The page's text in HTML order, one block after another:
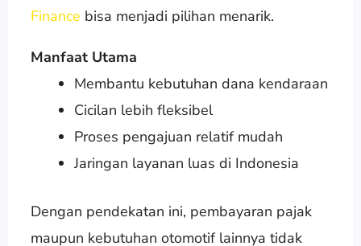
Finance bisa menjadi pilihan menarik.
Manfaat Utama
Membantu kebutuhan dana kendaraan
Cicilan lebih fleksibel
Proses pengajuan relatif mudah
Jaringan layanan luas di Indonesia
Dengan pendekatan ini, pembayaran pajak
maupun kebutuhan otomotif lainnya tidak